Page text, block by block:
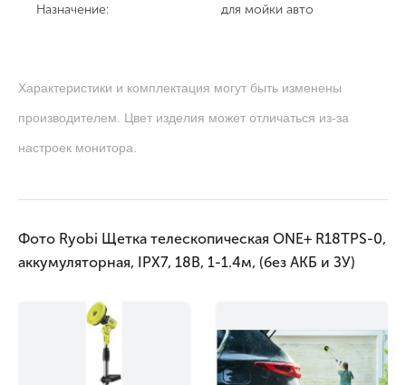
Назначение: для мойки авто
Характеристики и комплектация могут быть изменены
производителем. Цвет изделия может отличаться из-за
настроек монитора.
Фото Ryobi Щетка телескопическая ONE+ R18TPS-0,
аккумуляторная, IPX7, 18В, 1-1.4м, (без АКБ и ЗУ)